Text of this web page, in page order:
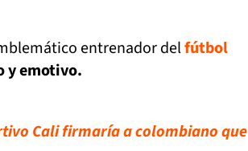
entrenador delfútbol
y emotivo.
Cali firmaría a colombiano que